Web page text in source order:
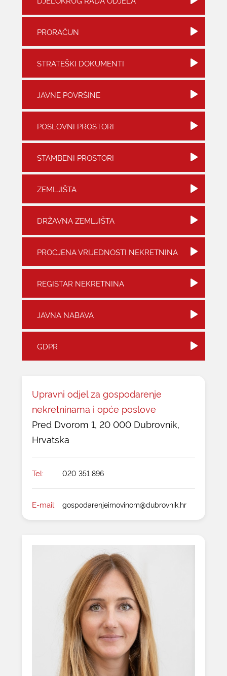
PRORAČUN
STRATEŠKI DOKUMENTI
JAVNE POVRŠINE
POSLOVNI PROSTORI
STAMBENI PROSTORI
ZEMLJIŠTA
DRŽAVNA ZEMLJIŠTA
PROCJENA VRIJEDNOSTI NEKRETNINA
REGISTAR NEKRETNINA
JAVNA NABAVA
GDPR
Upravni odjel za gospodarenje
nekretninama i opće poslove
Pred Dvorom 1, 20 000 Dubrovnik,
Hrvatska
Tel: 020 351 896
E-mail: gospodarenjeimovinom@dubrovnik.hr